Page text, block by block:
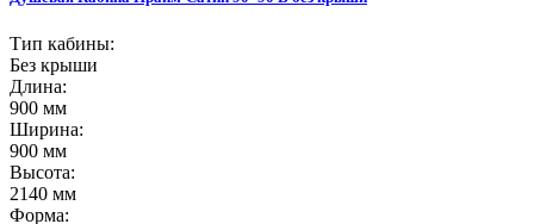
Тип кабины:
Без крыши
Длина:
900 мм
Ширина:
900 мм
Высота:
2140 мм
Форма: